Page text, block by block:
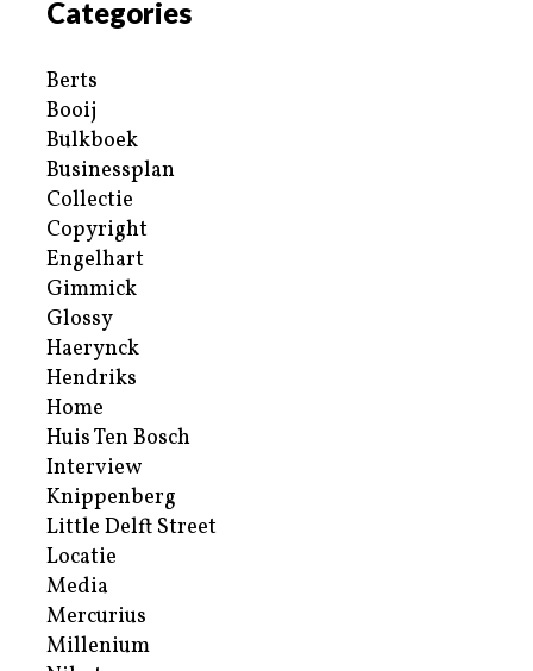
Categories
Berts
Booij
Bulkboek
Businessplan
Collectie
Copyright
Engelhart
Gimmick
Glossy
Haerynck
Hendriks
Home
Huis Ten Bosch
Interview
Knippenberg
Little Delft Street
Locatie
Media
Mercurius
Millenium